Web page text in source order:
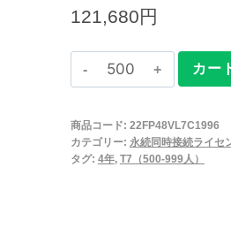
121,680円
Claris
FileMaker
永
続
カー
商品コード: 22FP48VL7C1996
カテゴリー: 永続同時接続ライセ
タグ: 4年, T7（500-999人）